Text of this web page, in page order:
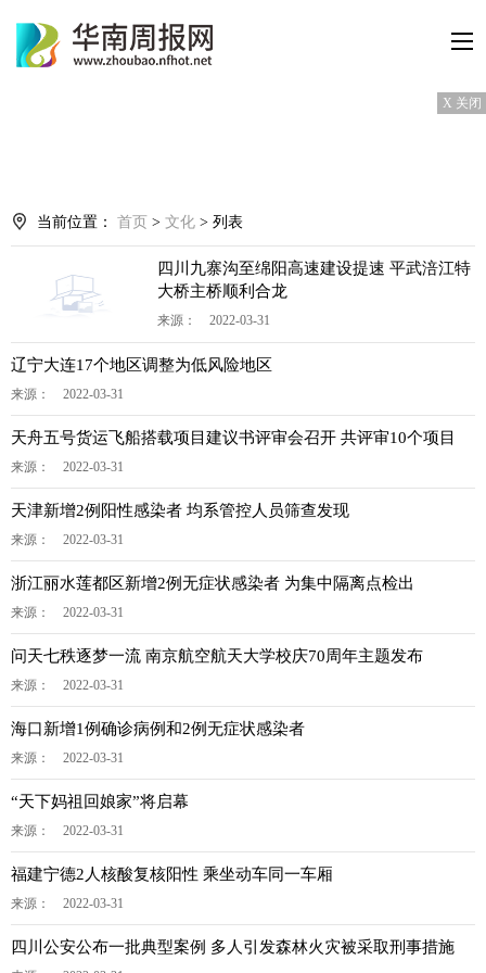
X 关闭
当前位置： 首页 > 文化 > 列表
四川九寨沟至绵阳高速建设提速 平武涪江特
大桥主桥顺利合龙
来源： 2022-03-31
辽宁大连17个地区调整为低风险地区
来源： 2022-03-31
天舟五号货运飞船搭载项目建议书评审会召开 共评审10个项目
来源： 2022-03-31
天津新增2例阳性感染者 均系管控人员筛查发现
来源： 2022-03-31
浙江丽水莲都区新增2例无症状感染者 为集中隔离点检出
来源： 2022-03-31
问天七秩逐梦一流 南京航空航天大学校庆70周年主题发布
来源： 2022-03-31
海口新增1例确诊病例和2例无症状感染者
来源： 2022-03-31
“天下妈祖回娘家”将启幕
来源： 2022-03-31
福建宁德2人核酸复核阳性 乘坐动车同一车厢
来源： 2022-03-31
四川公安公布一批典型案例 多人引发森林火灾被采取刑事措施